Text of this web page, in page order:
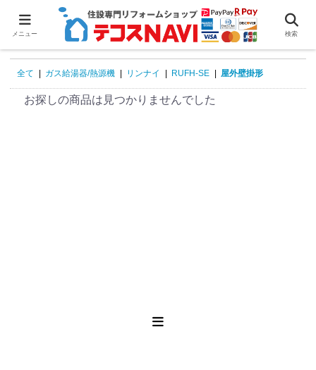
全て ガス給湯器/熱源機 リンナイ RUFH-SE 屋外壁掛形
お探しの商品は見つかりませんでした
メニュー 検索